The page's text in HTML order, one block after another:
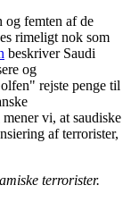
og femten af de
rimeligt nok som
beskriver Saudi
og
rejste penge til
vi, at saudiske
af terrorister,
terrorister.